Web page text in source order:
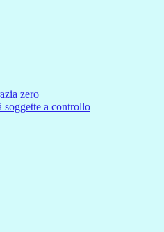
zero
soggette a controllo